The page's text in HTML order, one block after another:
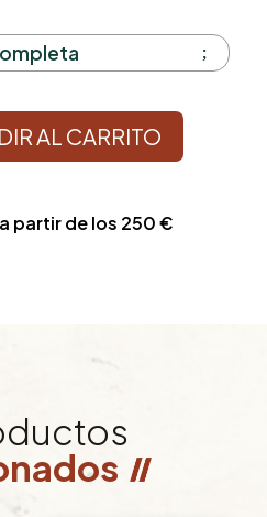
AL CARRITO
partir de los 250 €